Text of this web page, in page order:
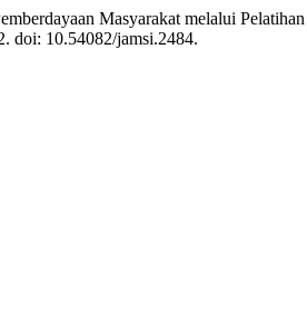
Masyarakat melalui
doi: 10.54082/jamsi.2484.